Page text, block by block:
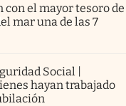
el mayor tesoro de
mar una de las 7
Social |
hayan trabajado